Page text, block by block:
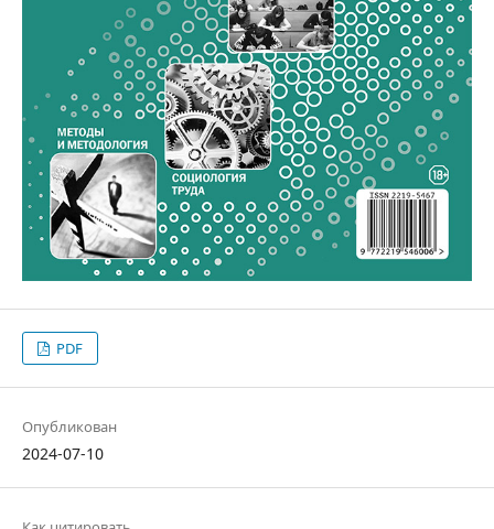
PDF
Опубликован
2024-07-10